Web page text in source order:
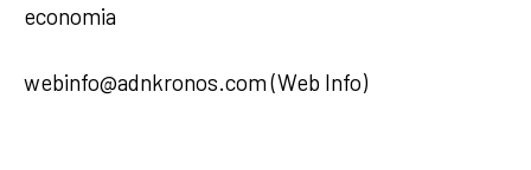
economia
webinfo@adnkronos.com (Web Info)